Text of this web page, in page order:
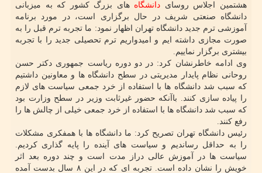
هشتمین اجلاس روسای دانشگاه های بزرگ کشور که به میزبانی
دانشگاه صنعتی شریف در حال برگزاری است، در مورد برنامه
آموزشی ترم جدید دانشگاه تهران اظهار نمود: ما تجربه ترم قبل را به
صورت مجازی داشته ایم و امیدواریم ترم تحصیلی جدید را با تجربه
بیشتری برگزار نماییم.
وی ادامه خاطرنشان کرد: در دو دوره ریاست جمهوری دکتر حسن
روحانی نظام پایدار مدیریتی در سطح دانشگاه ها و معاونین داشتیم
که سبب شد دانشگاه ها با استفاده از خرد جمعی سیاست های لازم
را پیاده سازی کنند. باآنکه حضور غیرثابت وزیر در سطح وزارت بود
که سبب شد دانشگاه ها با استفاده از خرد جمعی خیلی از چالش ها را
رفع کنند.
رئیس دانشگاه تهران تصریح کرد: ما دانشگاه ها با همفکری مشکلات
را به حداقل رساندیم و سیاست های آینده را پایه گذاری کردیم.
سیاست ها در آموزش عالی دراز مدت است و چند دوره بعد اثر
خویش را نشان داده است. تجربه ای که در این ۸ سال بدست آمده